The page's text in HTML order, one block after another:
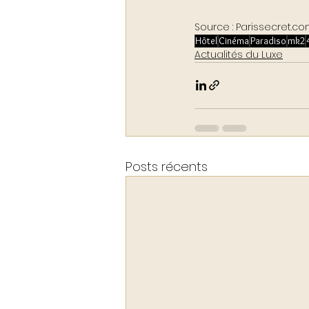
Source :
HôtelCinémaParadisomk2
Actualités du Luxe
Posts récents